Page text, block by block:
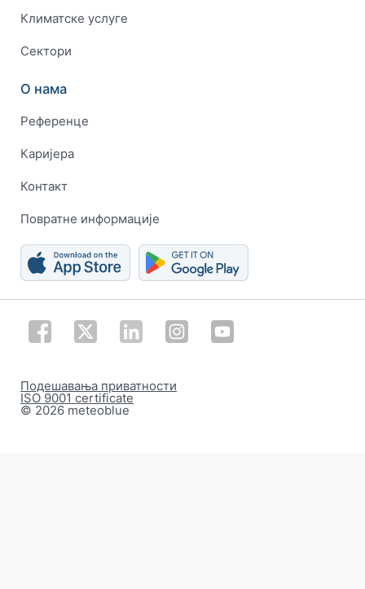
Климатске услуге
Сектори
О нама
Референце
Каријера
Контакт
Повратне информације
© 2026 meteoblue
ISO 9001 certificate
Подешавања приватности